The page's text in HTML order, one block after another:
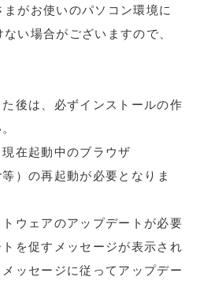
がお使いのパソコン環境に
い場合がございますので、
後は、必ずインストールの作
在起動中のブラウザ
）の再起動が必要となりま
ウェアのアップデートが必要
を促すメッセージが表示され
ッセージに従ってアップデー